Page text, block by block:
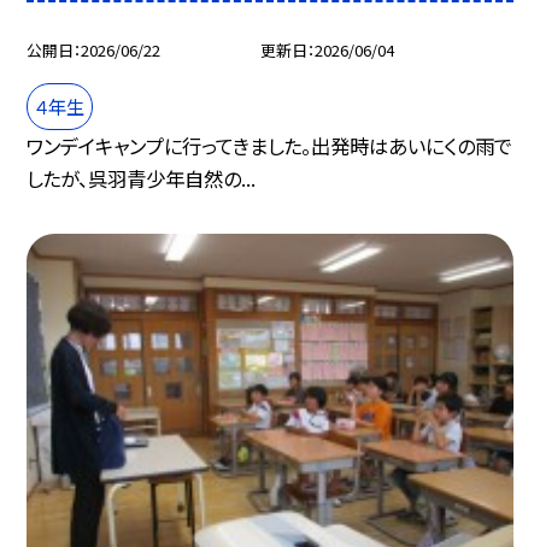
公開日 2026/06/22 更新日 2026/06/04
４年生
ワンデイキャンプに行ってきました。出発時はあいにくの雨で
したが、呉羽青少年自然の...